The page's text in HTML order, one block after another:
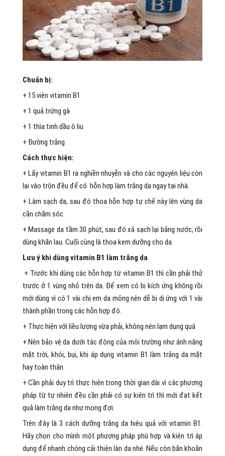
Chuẩn bị:
+ 15 viên vitamin B1
+ 1 quả trứng gà
+ 1 thìa tinh dầu ô liu
+ Đường trắng
Cách thực hiện:
+ Lấy vitamin B1 ra nghiền nhuyễn và cho các nguyên liệu còn
lại vào trộn đều để có hỗn hợp làm trắng da ngay tại nhà.
+ Làm sạch da, sau đó thoa hỗn hợp tự chế này lên vùng da
cần chăm sóc.
+ Massage da tầm 30 phút, sau đó xả sạch lại bằng nước, rồi
dùng khăn lau. Cuối cùng là thoa kem dưỡng cho da.
Lưu ý khi dùng vitamin B1 làm trắng da
+ Trước khi dùng các hỗn hợp từ vitamin B1 thì cần phải thử
trước ở 1 vùng nhỏ trên da. Để xem có bị kích ứng không rồi
mới dùng vì có 1 vài chị em da mỏng nên dễ bị dị ứng với 1 vài
thành phần trong các hỗn hợp đó.
+ Thực hiện với liều lượng vừa phải, không nên lạm dụng quá
+ Nên bảo vệ da dưới tác động của môi trường như ánh nắng
mặt trời, khói, bụi, khi áp dụng vitamin B1 làm trắng da mặt
hay toàn thân.
+ Cần phải duy trì thực hiện trong thời gian dài vì các phương
pháp từ tự nhiên đều cần phải có sự kiên trì thì mới đạt kết
quả làm trắng da như mong đợi.
Trên đây là 3 cách dưỡng trắng da hiệu quả với vitamin B1.
Hãy chọn cho mình một phương pháp phù hợp và kiên trì áp
dụng để nhanh chóng cải thiện làn da nhé. Nếu còn băn khoăn